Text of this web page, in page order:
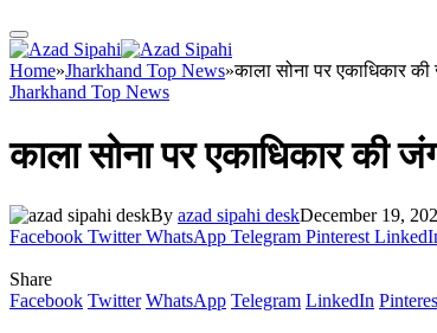
Home»Jharkhand Top News»काला सोना पर एकाधिकार की
Jharkhand Top News
काला सोना पर एकाधिकार की
By azad sipahi deskDecember 19,
Facebook Twitter WhatsApp Telegram Pinterest
Share
Facebook Twitter WhatsApp Telegram LinkedIn